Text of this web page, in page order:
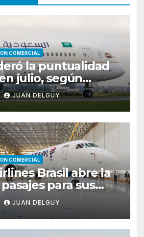
COMERCIAL
la puntualidad
julio, según
JUAN DELGUY
COMERCIAL
Brasil abre la
para sus
E195-E2 y
expansión de su
JUAN DELGUY